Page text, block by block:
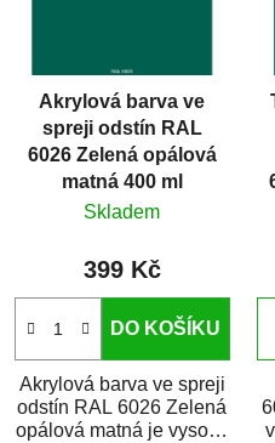
Akrylová barva ve
spreji odstín RAL
6026 Zelená opálová
matná 400 ml
Skladem
399 Kč
DO KOŠÍKU
Akrylová barva ve spreji
odstín RAL 6026 Zelená
opálová matná je vysoce